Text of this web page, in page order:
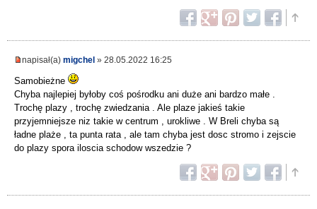
napisał(a) migchel » 28.05.2022 16:25
Samobieżne
Chyba najlepiej byłoby coś pośrodku ani duże ani bardzo małe .
Trochę plazy , trochę zwiedzania . Ale plaze jakieś takie
przyjemniejsze niz takie w centrum , urokliwe . W Breli chyba są
ładne plaże , ta punta rata , ale tam chyba jest dosc stromo i zejscie
do plazy spora iloscia schodow wszedzie ?